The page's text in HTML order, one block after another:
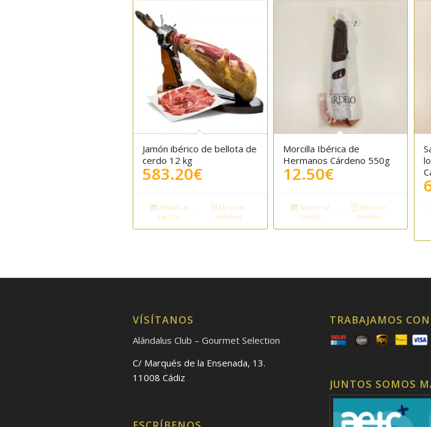
5.00
Jamón ibérico de bellota de
cerdo 12 kg
583.20€
Añadir al
carrito
Mostrar
detalles
Morcilla Ibérica de
Hermanos Cárdeno 550g
12.50€
Añadir al
carrito
Mostrar
detalles
VÍSÍTANOS
Alándalus Club – Gourmet Selection
C/ Marqués de la Ensenada, 13.
11008 Cádiz
TRABAJAMOS
JUNTOS SOMOS